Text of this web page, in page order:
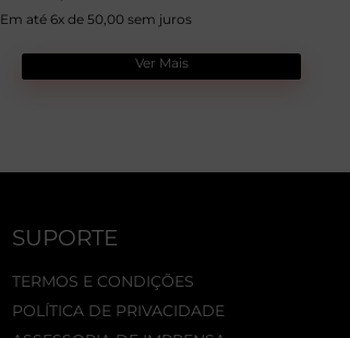
Em até 6x de 50,00 sem juros
Ver Mais
SUPORTE
TERMOS E CONDIÇÕES
POLÍTICA DE PRIVACIDADE